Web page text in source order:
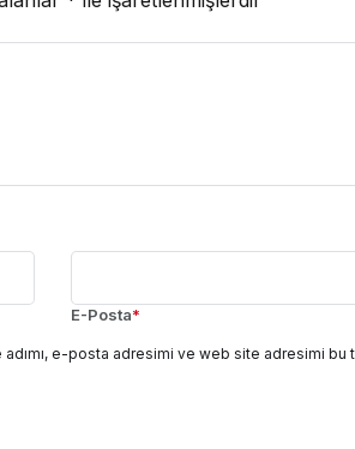
E-Posta*
e-posta adresimi ve web site adresimi bu